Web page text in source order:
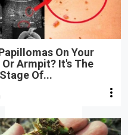
On Your
Armpit? It's The
Of...